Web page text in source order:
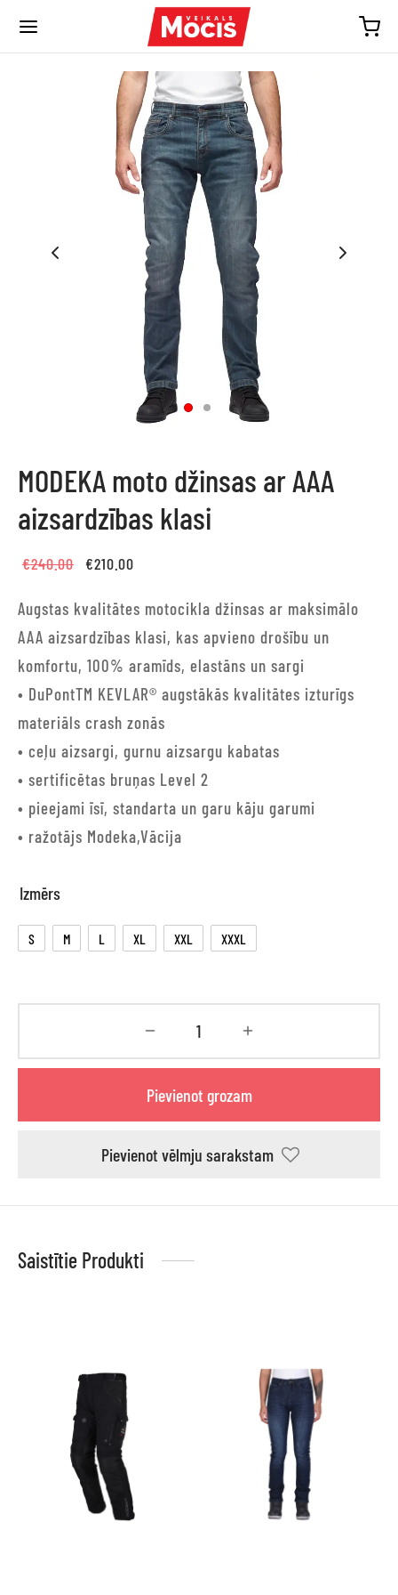
MODEKA moto džinsas ar AAA
aizsardzības klasi
€240.00 Original
was:
€240.00.
€210.00
€210.00.
Augstas kvalitātes motocikla džinsas ar maksimālo
AAA aizsardzības klasi, kas apvieno drošību un
komfortu, 100% aramīds, elastāns un sargi
• DuPontTM KEVLAR® augstākās kvalitātes izturīgs
materiāls crash zonās
• ceļu aizsargi, gurnu aizsargu kabatas
• sertificētas bruņas Level 2
• pieejami īsī, standarta un garu kāju garumi
• ražotājs Modeka,Vācija
Izmērs
S M L XL XXL XXXL
Pievienot grozam
Pievienot vēlmju sarakstam
Saistītie Produkti